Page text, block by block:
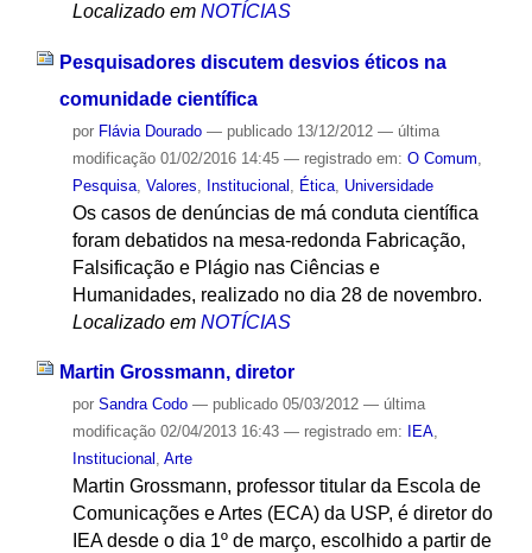
Localizado em NOTÍCIAS
Pesquisadores discutem desvios éticos na
comunidade científica
por Flávia Dourado — publicado13/12/2012 — última
modificação01/02/2016 14:45 — registrado em: O Comum
Pesquisa, Valores Institucional Ética, Universidade
Os casos de denúncias de má conduta científica
foram debatidos na mesa-redonda Fabricação,
Falsificação e Plágio nas Ciências e
Humanidades, realizado no dia 28 de novembro.
Localizado em NOTÍCIAS
Martin Grossmann, diretor
por Sandra Codo — publicado05/03/2012 — última
modificação02/04/2013 16:43 — registrado em: IEA,
Institucional , Arte
Martin Grossmann, professor titular da Escola de
Comunicações e Artes (ECA) da USP, é diretor do
IEA desde o dia 1º de março, escolhido a partir de